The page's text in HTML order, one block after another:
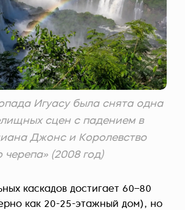
Игуасу была снята одна
сцен с падением в
Джонс и Королевство
черепа» (2008 год)
каскадов достигает 60–80
как 20-25-этажный дом), но